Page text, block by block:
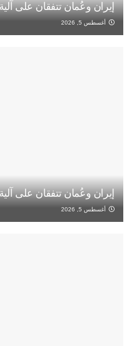
إيران وعُمان تتفقان على
أغسطس 5, 2026
إيران وعُمان تتفقان على
أغسطس 5, 2026